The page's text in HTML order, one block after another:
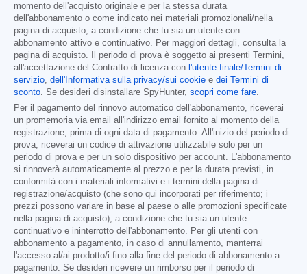
momento dell'acquisto originale e per la stessa durata
dell'abbonamento o come indicato nei materiali promozionali/nella
pagina di acquisto, a condizione che tu sia un utente con
abbonamento attivo e continuativo. Per maggiori dettagli, consulta la
pagina di acquisto. Il periodo di prova è soggetto ai presenti Termini,
all'accettazione del Contratto di licenza con l'utente finale/Termini di
servizio, dell'Informativa sulla privacy/sui cookie e dei Termini di
sconto. Se desideri disinstallare SpyHunter, scopri come fare.
Per il pagamento del rinnovo automatico dell'abbonamento, riceverai
un promemoria via email all'indirizzo email fornito al momento della
registrazione, prima di ogni data di pagamento. All'inizio del periodo di
prova, riceverai un codice di attivazione utilizzabile solo per un
periodo di prova e per un solo dispositivo per account. L'abbonamento
si rinnoverà automaticamente al prezzo e per la durata previsti, in
conformità con i materiali informativi e i termini della pagina di
registrazione/acquisto (che sono qui incorporati per riferimento; i
prezzi possono variare in base al paese o alle promozioni specificate
nella pagina di acquisto), a condizione che tu sia un utente
continuativo e ininterrotto dell'abbonamento. Per gli utenti con
abbonamento a pagamento, in caso di annullamento, manterrai
l'accesso al/ai prodotto/i fino alla fine del periodo di abbonamento a
pagamento. Se desideri ricevere un rimborso per il periodo di